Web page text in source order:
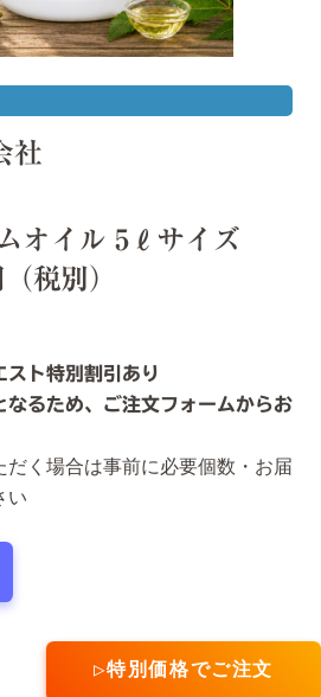
社
オイル 5ℓサイズ
税別）
ト特別割引あり
るため、ご注文フォームからお
く場合は事前に必要個数・お届
い
▷特別価格でご注文